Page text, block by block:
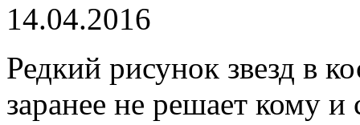
14.04.2016
Редкий рисунок звезд в
заранее не решает кому и